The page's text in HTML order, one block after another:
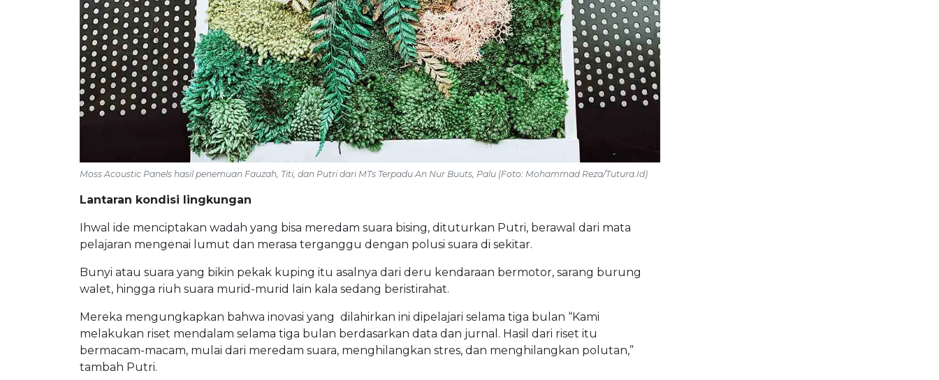
Moss Acoustic Panels hasil penemuan Fauzah, Titi, dan Putri dari MTs Terpadu An Nur Buuts, Palu (Foto: Mohammad Reza/Tutura.Id)
Lantaran kondisi lingkungan
Ihwal ide menciptakan wadah yang bisa meredam suara bising, dituturkan Putri, berawal dari mata
pelajaran mengenai lumut dan merasa terganggu dengan polusi suara di sekitar.
Bunyi atau suara yang bikin pekak kuping itu asalnya dari deru kendaraan bermotor, sarang burung
walet, hingga riuh suara murid-murid lain kala sedang beristirahat.
Mereka mengungkapkan bahwa inovasi yang dilahirkan ini dipelajari selama tiga bulan “Kami
melakukan riset mendalam selama tiga bulan berdasarkan data dan jurnal. Hasil dari riset itu
bermacam-macam, mulai dari meredam suara, menghilangkan stres, dan menghilangkan polutan,”
tambah Putri.